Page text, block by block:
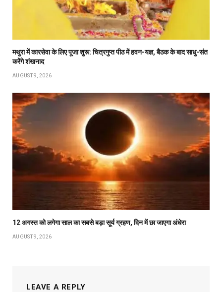
मथुरा में कारसेवा के लिए पूजा शुरू: चित्रगुप्त पीठ में हवन-यज्ञ, बैठक के बाद साधु-संत
करेंगे शंखनाद
AUGUST 9, 2026
12 अगस्त को लगेगा साल का सबसे बड़ा सूर्य ग्रहण, दिन में छा जाएगा अंधेरा
AUGUST 9, 2026
LEAVE A REPLY